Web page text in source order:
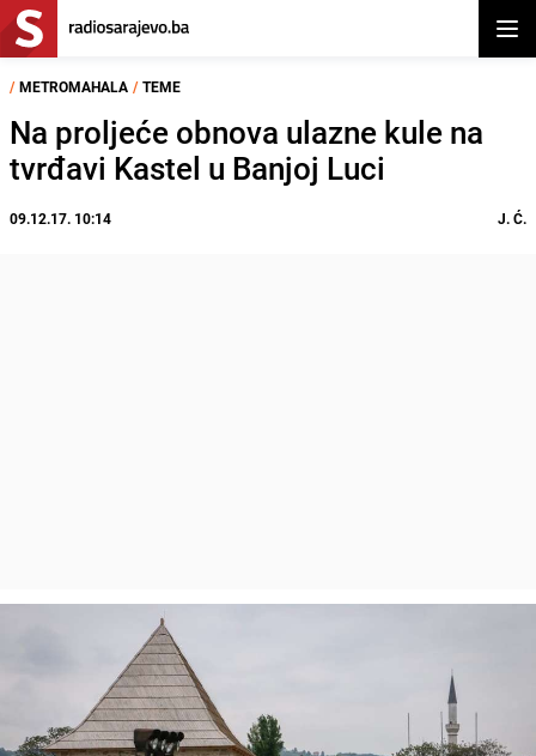
/ METROMAHALA / TEME
Na proljeće obnova ulazne kule na
tvrđavi Kastel u Banjoj Luci
09.12.17. 10:14 J. Ć.